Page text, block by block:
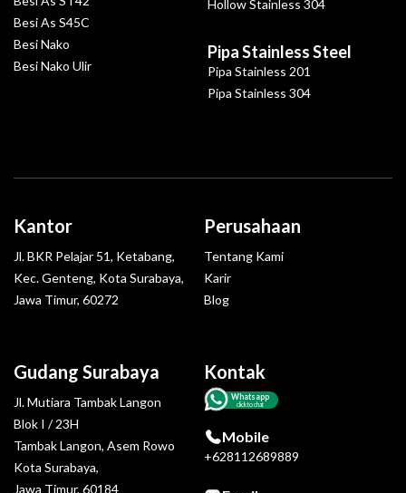
Besi As S45C
Besi Nako
Besi Nako Ulir
Hollow Stainless 304
Pipa Stainless Steel
Pipa Stainless 201
Pipa Stainless 304
Gudang Surabaya
Jl. Mutiara Tambak Langon
Blok I / 23H
Tambak Langon, Asem Rowo
Kota Surabaya,
Jawa Timur, 60184
Kantor
Jl. BKR Pelajar 51, Ketabang,
Kec. Genteng, Kota Surabaya,
Jawa Timur, 60272
Kontak
Whatsapp
click to chat
Mobile
+628112689889
Perusahaan
Tentang Kami
Karir
Blog